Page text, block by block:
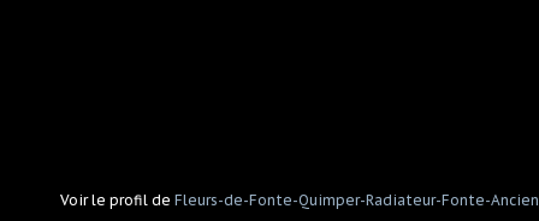
Voir le profil de Fleurs-de-Fonte-Quimper-Radiateur-Fonte-Ancien